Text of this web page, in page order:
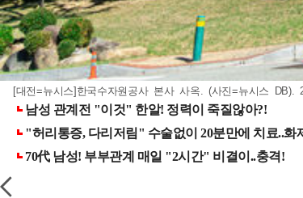
[대전=뉴시스]한국수자원공사 본사 사옥. (사진=뉴시스